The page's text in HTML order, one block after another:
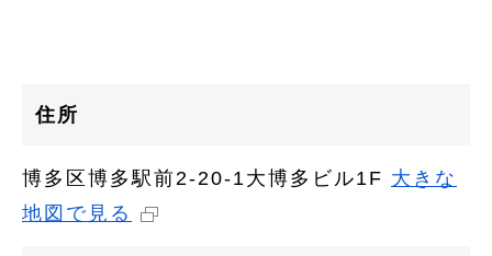
住所
博多区博多駅前2-20-1大博多ビル1F 大きな
地図で見る